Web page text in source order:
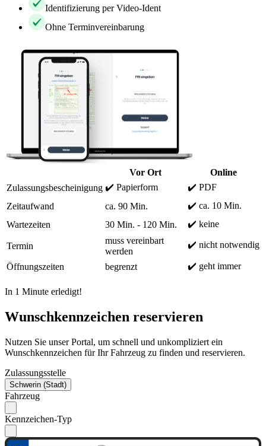
Identifizierung per Video-Ident
Ohne Terminvereinbarung
Vor Ort
Online
Zulassungsbescheinigung ✔️ Papierform
✔️ PDF
Zeitaufwand
ca. 90 Min.
✔️ ca. 10 Min.
Wartezeiten
30 Min. - 120 Min. ✔️ keine
Termin
muss vereinbart
werden
✔️ nicht notwendig
Öffnungszeiten begrenzt ✔️ geht immer
In 1 Minute erledigt!
Wunschkennzeichen reservieren
Nutzen Sie unser Portal, um schnell und unkompliziert ein
Wunschkennzeichen für Ihr Fahrzeug zu finden und reservieren.
Zulassungsstelle
Schwerin (Stadt)
Fahrzeug
Kennzeichen-Typ